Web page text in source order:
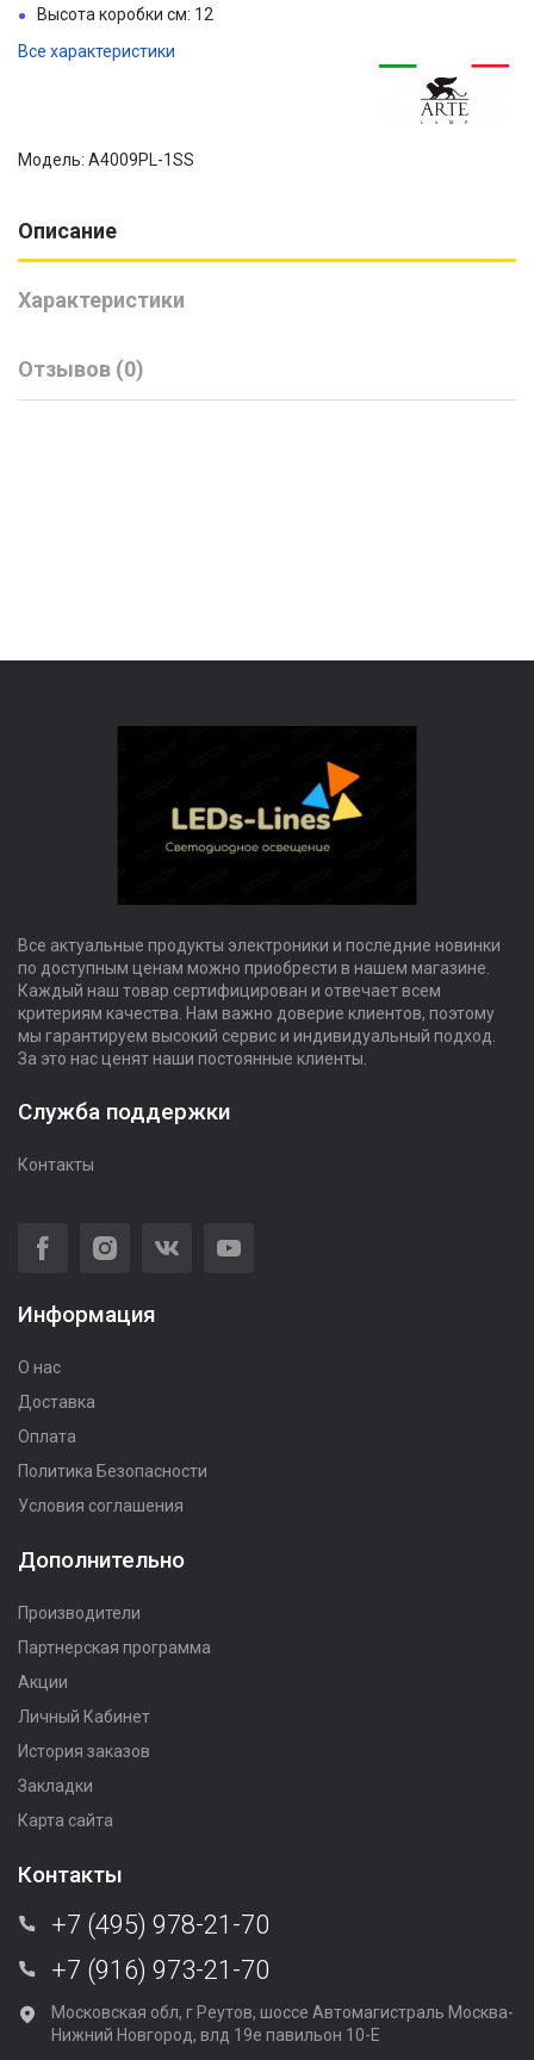
Высота коробки см: 12
Все характеристики
Модель: A4009PL-1SS
Описание
Характеристики
Отзывов (0)
Все актуальные продукты электроники и последние новинки
по доступным ценам можно приобрести в нашем магазине.
Каждый наш товар сертифицирован и отвечает всем
критериям качества. Нам важно доверие клиентов, поэтому
мы гарантируем высокий сервис и индивидуальный подход.
За это нас ценят наши постоянные клиенты.
Служба поддержки
Контакты
Информация
О нас
Доставка
Оплата
Политика Безопасности
Условия соглашения
Дополнительно
Производители
Партнерская программа
Акции
Личный Кабинет
История заказов
Закладки
Карта сайта
Контакты
+7 (495) 978-21-70
+7 (916) 973-21-70
Московская обл, г Реутов, шоссе Автомагистраль Москва-
Нижний Новгород, влд 19е павильон 10-Е